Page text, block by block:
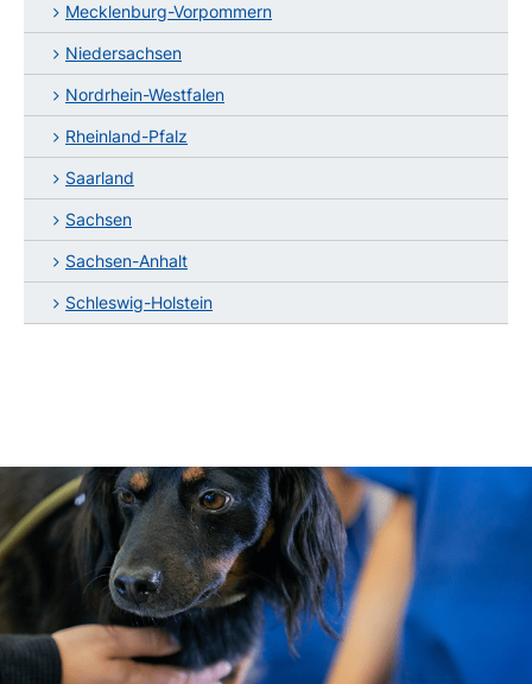
Mecklenburg-Vorpommern
Niedersachsen
Nordrhein-Westfalen
Rheinland-Pfalz
Saarland
Sachsen
Sachsen-Anhalt
Schleswig-Holstein